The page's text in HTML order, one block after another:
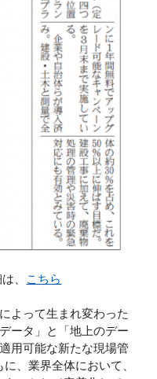
、 こちら
よって生まれ変わった
ータ」と「地上のデー
用可能な新たな現場管
、業界全体において、